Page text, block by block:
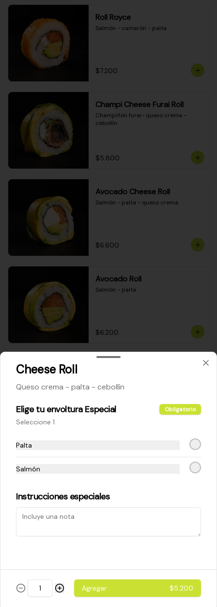
Roll Royce
Salmón - camarón - palta
$7.200
Champi Cheese Furai Roll
Champiñón furai- queso crema -
cebollín
$5.800
Avocado Cheese Roll
Salmón - palta - queso crema
$6.600
Avocado Roll
Salmón - palta
$6.200
$5.200
$5.800
Cheese Roll
Queso crema - palta - cebollín
Elige tu envoltura Especial Obligatorio
Seleccione 1
Palta
Salmón
Instrucciones especiales
Agregar $5.200